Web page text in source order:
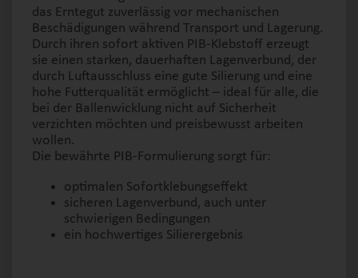
das Erntegut zuverlässig vor mechanischen
Beschädigungen während Transport und Lagerung.
Durch ihren sofort aktiven PIB-Klebstoff erzeugt
sie einen starken, dauerhaften Lagenverbund, der
durch Luftausschluss eine gute Silierung und eine
hohe Futterqualität ermöglicht – ideal für alle, die
bei der Ballenwicklung nicht auf Sicherheit
verzichten möchten und preisbewusst arbeiten
wollen.
Die bewährte PIB-Formulierung sorgt für:
optimalen Sofortklebungseffekt
sicheren Lagenverbund, auch unter
schwierigen Bedingungen
ein hochwertiges Silierergebnis